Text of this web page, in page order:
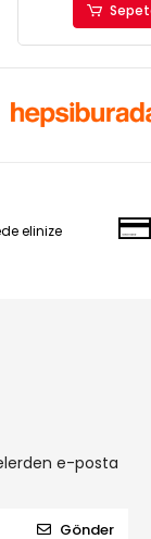
elinize
e-posta
Gönder